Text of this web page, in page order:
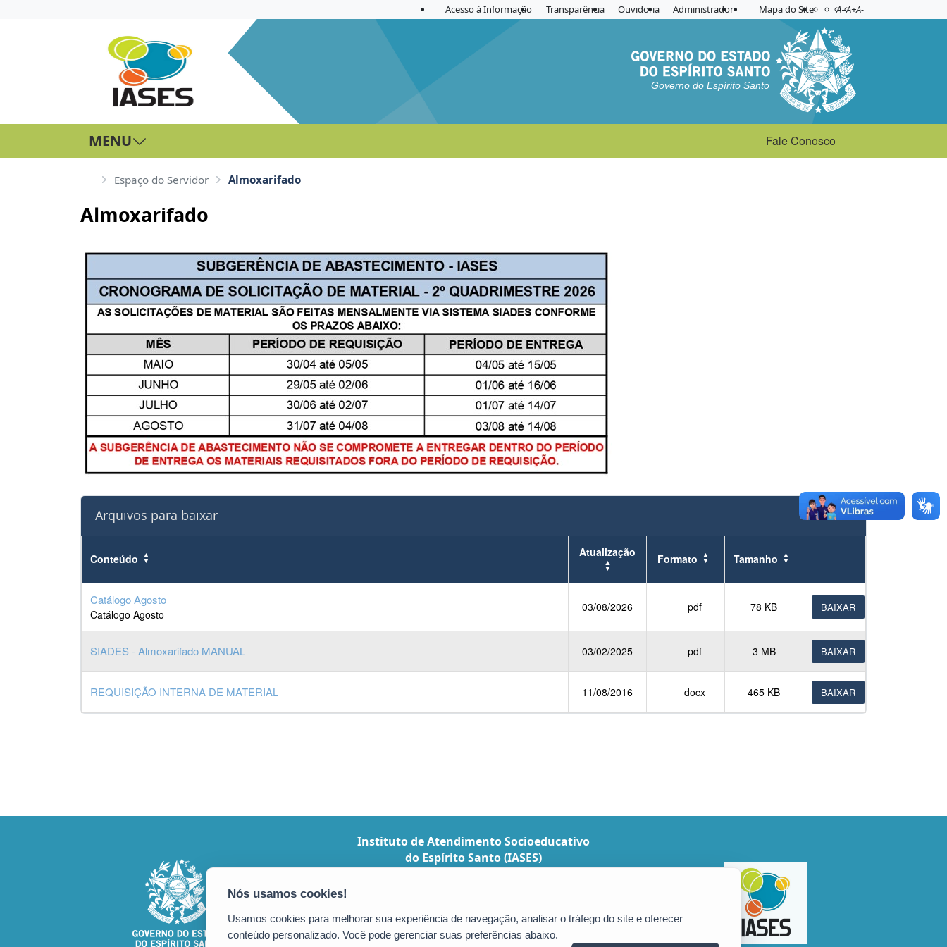
Acesso à Informação Transparência Ouvidoria Administrador Mapa do Site Acessibilidade
Aplicar contraste
A=A+A-
Governo do Espírito Santo
MENU Fale Conosco
Espaço do Servidor Almoxarifado
Almoxarifado
Arquivos para baixar
Conteúdo Atualização Formato Tamanho
Catálogo Agosto
Catálogo Agosto
03/08/2026 pdf 78 KB BAIXAR
SIADES - Almoxarifado MANUAL 03/02/2025 pdf 3 MB BAIXAR
REQUISIÇÃO INTERNA DE MATERIAL 11/08/2016 docx 465 KB BAIXAR
Instituto de Atendimento Socioeducativo
do Espírito Santo (IASES)
CEP: 29010-002 - Vitória / ES
Tel.: (27) 3636-5454 (RH)
Usamos cookies para melhorar sua experiência de navegação, analisar o tráfego do site e oferecer
conteúdo personalizado. Você pode gerenciar suas preferências abaixo.